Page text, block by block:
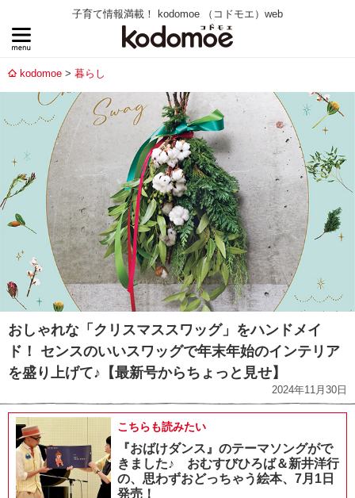
子育て情報満載！ kodomoe （コドモエ）web
kodomoe 暮らし
おしゃれな「クリスマススワッグ」をハンドメイ
ド！ センスのいいスワッグで年末年始のインテリア
を盛り上げて♪【最新号からちょっと見せ】
2024年11月30日
こちらも読みたい
『おばけダンス』のテーマソングがで
きました♪ おむすびひろば＆新井洋行
の、思わずおどっちゃう絵本、7月1日
発売！